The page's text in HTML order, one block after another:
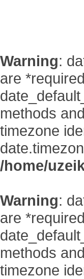
Warning:
are
methods
timezone
/home/
Warning:
are
methods
timezone